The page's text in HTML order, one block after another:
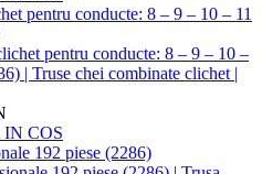
pentru conducte: 8 – 9 – 10 – 11
COS
192 piese (2286)